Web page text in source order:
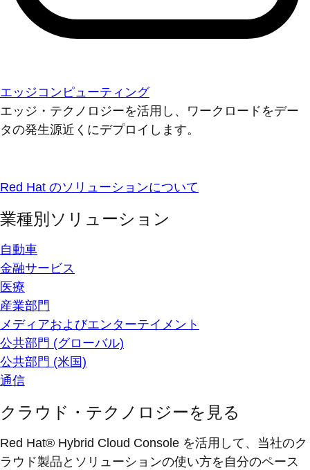
エッジコンピューティング
エッジ・テクノロジーを活用し、ワークロードをデー
タの発生源近くにデプロイします。
Red Hat のソリューションについて
業種別ソリューション
自動車
金融サービス
医療
産業部門
メディアおよびエンターテイメント
公共部門 (グローバル)
公共部門 (米国)
通信
クラウド・テクノロジーを見る
Red Hat® Hybrid Cloud Console を活用して、当社のク
ラウド製品とソリューションの使い方を自分のペース